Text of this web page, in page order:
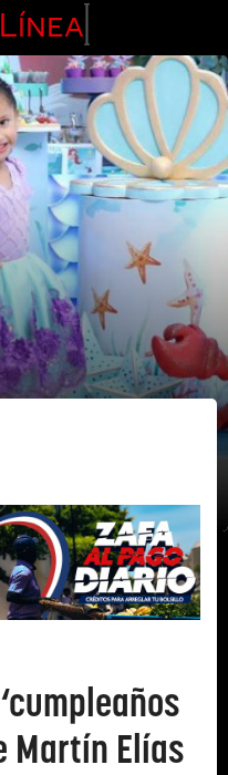
Línea
Martín Elías